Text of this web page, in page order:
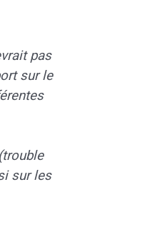
pas
sur le
sur les